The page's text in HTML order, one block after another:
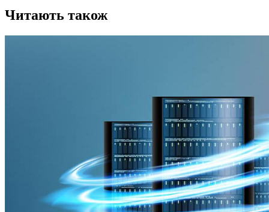
Читають також